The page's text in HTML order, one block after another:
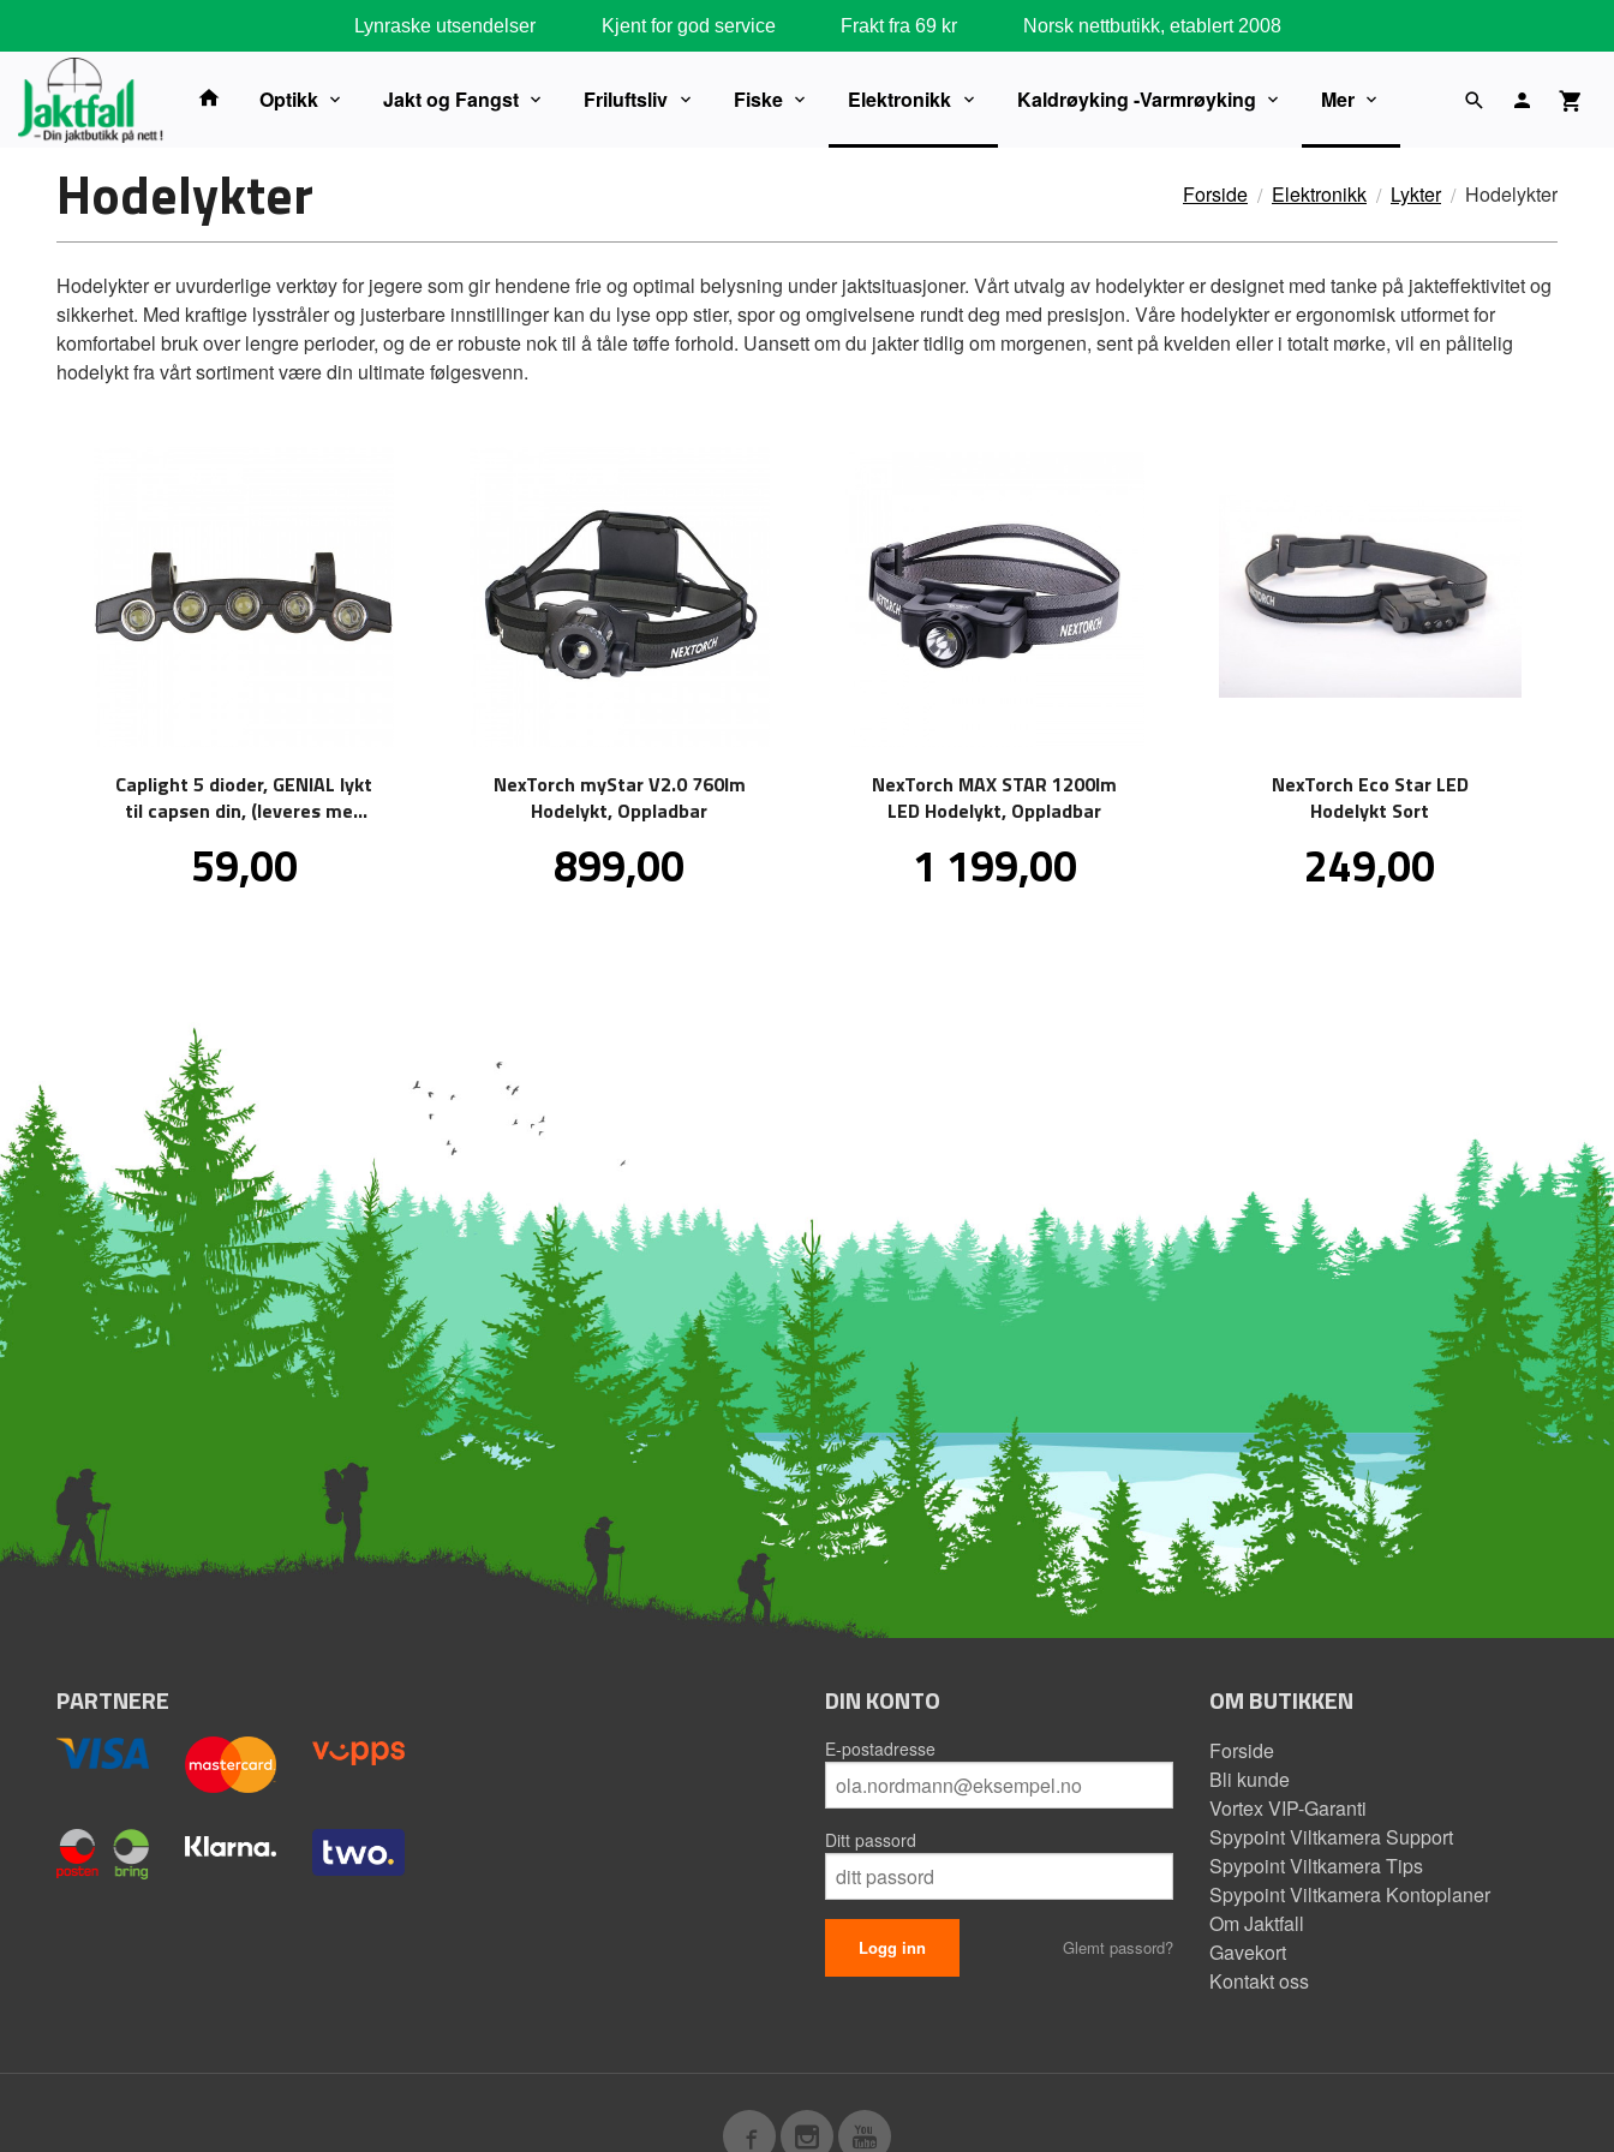
innholdet
Lynraske utsendelser Kjent for god service Frakt fra 69 kr Norsk nettbutikk, etablert 2008
Optikk Jakt og Fangst Friluftsliv Fiske Elektronikk Kaldrøyking -Varmrøyking Mer
Forside Elektronikk Lykter Hodelykter
Hodelykter
Hodelykter er uvurderlige verktøy for jegere som gir hendene frie og optimal belysning under jaktsituasjoner. Vårt utvalg av hodelykter er designet med tanke på jakteffektivitet og
sikkerhet. Med kraftige lysstråler og justerbare innstillinger kan du lyse opp stier, spor og omgivelsene rundt deg med presisjon. Våre hodelykter er ergonomisk utformet for
komfortabel bruk over lengre perioder, og de er robuste nok til å tåle tøffe forhold. Uansett om du jakter tidlig om morgenen, sent på kvelden eller i totalt mørke, vil en pålitelig
hodelykt fra vårt sortiment være din ultimate følgesvenn.
Caplight 5 dioder, GENIAL lykt
til capsen din, (leveres med
Pris
59,00mva.
NexTorch myStar V2.0 760lm
Hodelykt, Oppladbar
Pris
899,00
NexTorch MAX STAR 1200lm
LED Hodelykt, Oppladbar
Pris
1 199,00mva.
NexTorch Eco Star LED
Hodelykt Sort
Pris
249,00
PARTNERE DIN KONTO
E-postadresse
Ditt passord
Glemt passord?
OM BUTIKKEN
Forside
Bli kunde
Vortex VIP-Garanti
Spypoint Viltkamera Support
Spypoint Viltkamera Tips
Spypoint Viltkamera Kontoplaner
Om Jaktfall
Gavekort
Kontakt oss